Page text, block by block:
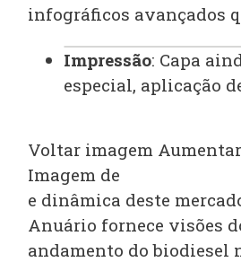
infográficos avançados
Impressão: Capa
especial, aplicação
Voltar imagem Aumentar
Imagem de
e dinâmica deste
Anuário fornece visões
andamento do biodiesel